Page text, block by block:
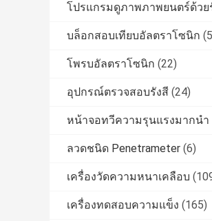
โปรแกรมดูภาพภาพยนตร์ด้วย
บล็อกสอบเทียบอัลตราโซนิก
โพรบอัลตราโซนิก (22)
อุปกรณ์ตรวจสอบรังสี (24)
หน้าจอทวีความรุนแรงมากนำ
ลวดชนิด Penetrameter (6)
เครื่องวัดความหนาเคลือบ
เครื่องทดสอบความแข็ง (165)